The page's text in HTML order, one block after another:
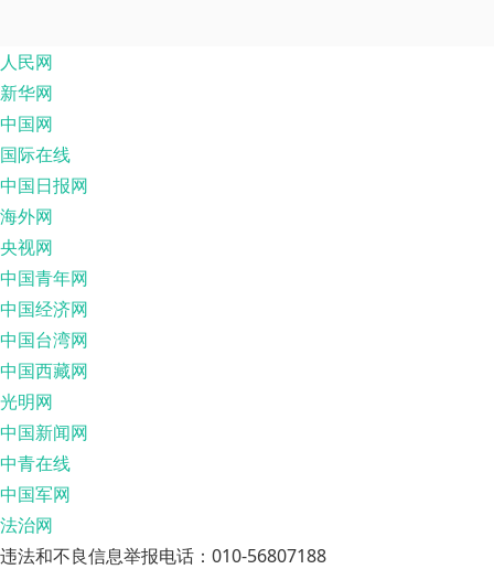
人民网
新华网
中国网
国际在线
中国日报网
海外网
央视网
中国青年网
中国经济网
中国台湾网
中国西藏网
光明网
中国新闻网
中青在线
中国军网
法治网
违法和不良信息举报电话：010-56807188